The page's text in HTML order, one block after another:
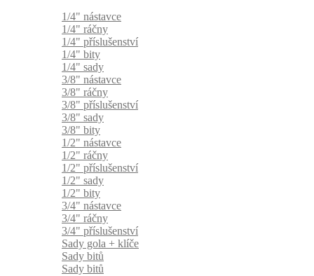
1/4" nástavce
1/4" ráčny
1/4" příslušenství
1/4" bity
1/4" sady
3/8" nástavce
3/8" ráčny
3/8" příslušenství
3/8" sady
3/8" bity
1/2" nástavce
1/2" ráčny
1/2" příslušenství
1/2" sady
1/2" bity
3/4" nástavce
3/4" ráčny
3/4" příslušenství
Sady gola + klíče
Sady bitů
Sady bitů